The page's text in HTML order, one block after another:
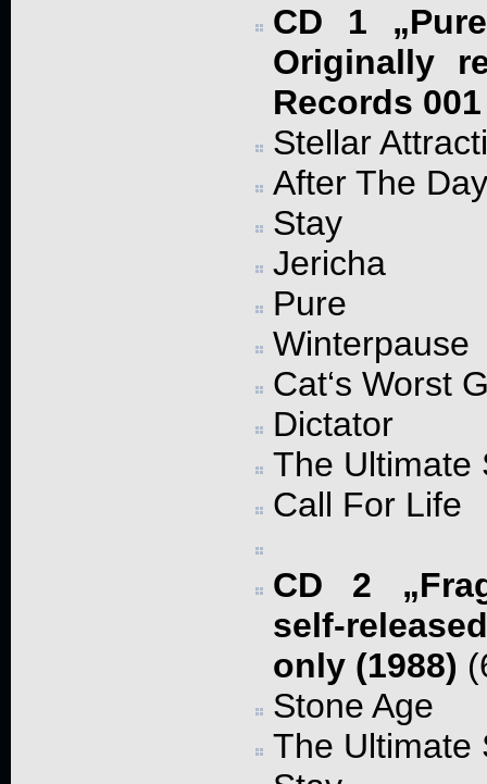
CD 1
Originally
Records
Stellar
After The Day
Stay
Jericha
Pure
Winterpause
Cat‘s Worst
Dictator
The Ultimate
Call For Life
CD 2
self-
only (1988)
Stone Age
The Ultimate